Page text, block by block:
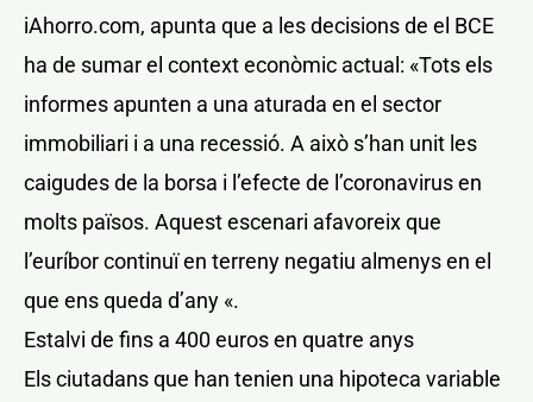
iAhorro.com, apunta que a les decisions de el BCE
ha de sumar el context econòmic actual: «Tots els
informes apunten a una aturada en el sector
immobiliari i a una recessió. A això s’han unit les
caigudes de la borsa i l’efecte de l’coronavirus en
molts països. Aquest escenari afavoreix que
l’euríbor continuï en terreny negatiu almenys en el
que ens queda d’any «.
Estalvi de fins a 400 euros en quatre anys
Els ciutadans que han tenien una hipoteca variable